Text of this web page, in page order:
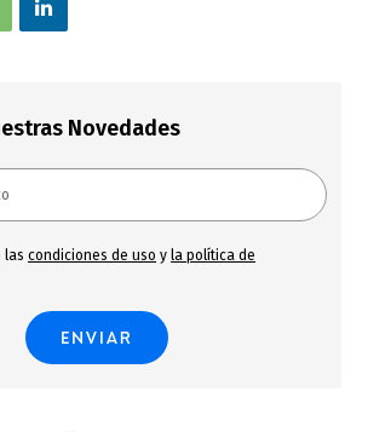
Novedades
las condiciones de uso y la política de